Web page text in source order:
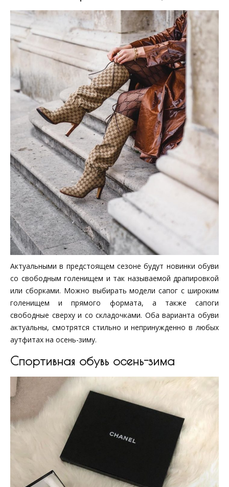
Актуальными в предстоящем сезоне будут новинки обуви
со свободным голенищем и так называемой драпировкой
или сборками. Можно выбирать модели сапог с широким
голенищем и прямого формата, а также сапоги
свободные сверху и со складочками. Оба варианта обуви
актуальны, смотрятся стильно и непринужденно в любых
аутфитах на осень-зиму.
Спортивная обувь осень-зима